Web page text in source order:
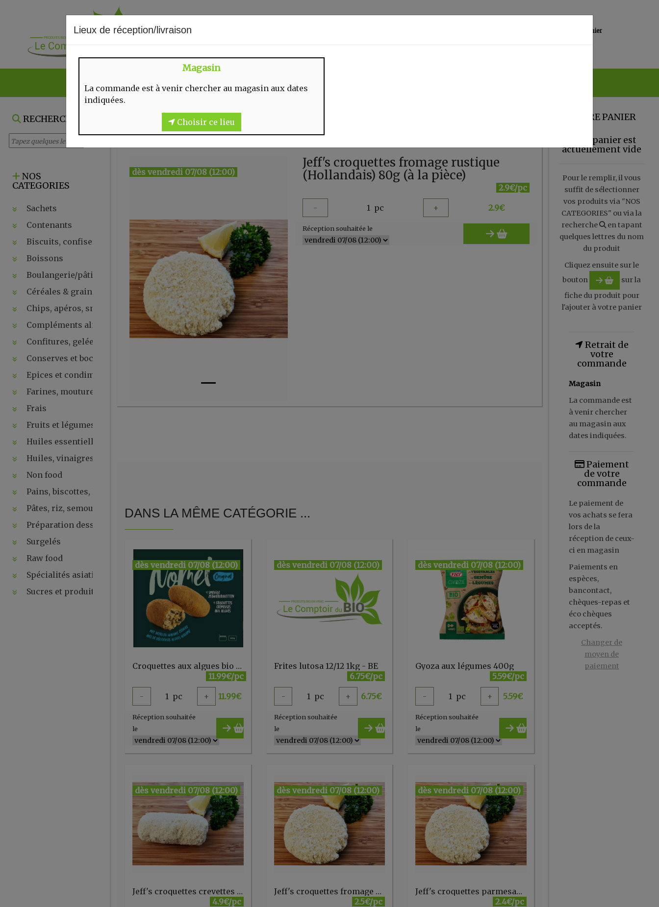
Mon panier
NOS VENTES DU MOMENT CONTACT
RECHERCHE
NOS
CATEGORIES
Sachets
Contenants
Biscuits, confiseries, chocolats, snacks
Boissons
Boulangerie/pâtisseries
Céréales & graines
Chips, apéros, snacks, crackers ...
Compléments alimentaires & plantes
Confitures, gelées, compotes, purées, pâtes à tartiner, ...
Conserves et bocaux
Epices et condiments
Farines, moutures et levures
Frais
Fruits et légumes secs
Huiles essentielles, hydrolats, ...
Huiles, vinaigres, sauces
Non food
Pains, biscottes, levures, ...
Pâtes, riz, semoules
Préparation desserts, ....
Surgelés
Raw food
Spécialités asiatiques
Sucres et produits de la ruche
Lieux de réception/livraison
Magasin
La commande est à venir chercher au magasin aux dates
indiquées.
Choisir ce lieu
dès vendredi 07/08 (12:00)
Jeff's croquettes fromage rustique
(Hollandais) 80g (à la pièce)
2.9€/pc
- 1 pc + 2.9€
Réception souhaitée le
DANS LA MÊME CATÉGORIE ...
dès vendredi 07/08 (12:00)
Croquettes aux algues bio 320g Nomet
11.99€/pc
- 1 pc + 11.99€
Réception souhaitée
le
dès vendredi 07/08 (12:00)
Frites lutosa 12/12 1kg - BE
6.75€/pc
- 1 pc + 6.75€
Réception souhaitée
le
dès vendredi 07/08 (12:00)
Gyoza aux légumes 400g
5.59€/pc
- 1 pc + 5.59€
Réception souhaitée
le
dès vendredi 07/08 (12:00)
Jeff's croquettes crevettes (42% de crevettes !) 80g (à la pièce)
4.9€/pc
dès vendredi 07/08 (12:00)
Jeff's croquettes fromage de Brugge 70g (à la pièce)
2.5€/pc
dès vendredi 07/08 (12:00)
Jeff's croquettes parmesan 50g (à la pièce)
2.4€/pc
VOTRE PANIER
Votre panier est
actuellement vide
Pour le remplir, il vous
suffit de sélectionner
vos produits via "NOS
CATEGORIES" ou via la
recherche
en tapant
quelques lettres du nom
du produit
Cliquez ensuite sur le
bouton
sur la
fiche du produit pour
l'ajouter à votre panier
Retrait de
votre
commande
Magasin
La commande est
à venir chercher
au magasin aux
dates indiquées.
Paiement
de votre
commande
Le paiement de
vos achats se fera
lors de la
réception de ceux-
ci en magasin
Paiements en
espèces,
bancontact,
chèques-repas et
éco chèques
acceptés.
Changer de
moyen de
paiement